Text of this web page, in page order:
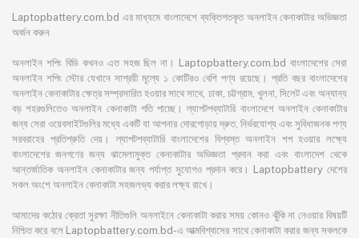
Laptopbattery.com.bd এর মাধ্যমে বাংলাদেশে ব্যক্তিগতকৃত অনলাইন কেনাকাটার অভিজ্ঞতা
অর্জন করুন
অনলাইন শপিং বিডি কখনও এত সহজ ছিল না। Laptopbattery.com.bd বাংলাদেশের সেরা
অনলাইন শপিং স্টোর যেখানে সাশ্রয়ী মূল্যে ১ কোটিরও বেশি পণ্য রয়েছে। প্রতি বছর বাংলাদেশের
অনলাইন কেনাকাটার ক্ষেত্র সম্প্রসারিত হওয়ার সাথে সাথে, ঢাকা, চট্টগ্রাম, খুলনা, সিলেট এবং অন্যান্য
বড় শহরগুলিতেও অনলাইন কেনাকাটা গতি পাচ্ছে। ল্যাপটপব্যাটারি বাংলাদেশে অনলাইন কেনাকাটার
জন্য সেরা ওয়েবসাইটগুলির মধ্যে একটি যা আপনার দোরগোড়ায় দ্রুত, নির্ভরযোগ্য এবং সুবিধাজনক পণ্য
সরবরাহের প্রতিশ্রুতি দেয়। ল্যাপটপব্যাটারি বাংলাদেশের বিশ্বস্ত অনলাইন শপ হওয়ার লক্ষ্যে
বাংলাদেশের জনগণের জন্য ঝামেলামুক্ত কেনাকাটার অভিজ্ঞতা প্রদান করা এবং বাংলাদেশ থেকে
আন্তর্জাতিক অনলাইন কেনাকাটার জন্য পর্যাপ্ত সুযোগও প্রদান করে। Laptopbattery দেশের
সকল অংশে অনলাইন কেনাকাটা সহজলভ্য করার লক্ষ্য রাখে।
আমাদের কঠোর ক্রেতা সুরক্ষা নীতিগুলি অনলাইনে কেনাকাটা করার সময় কোনও ঝুঁকি না নেওয়ার বিষয়টি
নিশ্চিত করে বলে Laptopbattery.com.bd-এ আত্মবিশ্বাসের সাথে কেনাকাটা করার জন্য সকলকে